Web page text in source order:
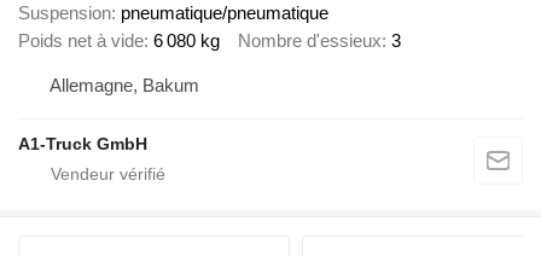
Suspension pneumatique/pneumatique
Poids net à vide 6 080 kg Nombre d'essieux 3
Allemagne, Bakum
A1-Truck GmbH